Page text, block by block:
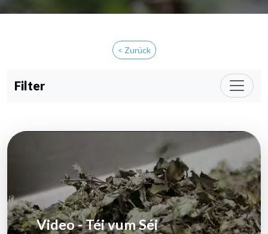
< Zurück
Filter
Video - Téi vum Séi